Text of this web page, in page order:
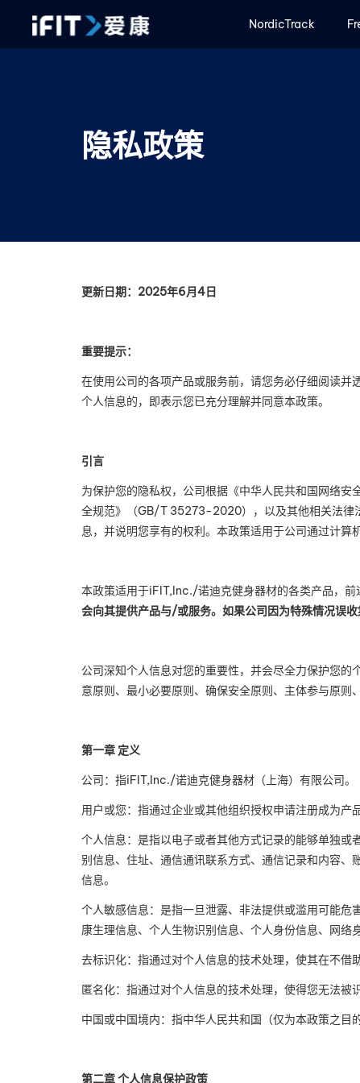
NordicTrack
隐私政策
更新日期：2025年6月4日
重要提示：
在使用公司的各项产品或服务前，请您务必仔细阅读
个人信息的，即表示您已充分理解并同意本政策。
引言
为保护您的隐私权，公司根据《中华人民共和国网络
全规范》（GB/T 35273-2020），以及其他相关法律
息，并说明您享有的权利。本政策适用于公司通过计
本政策适用于iFIT,Inc./诺迪克健身器材的各类产品，
会向其提供产品与/或服务。如果公司因为特殊情况误
公司深知个人信息对您的重要性，并会尽全力保护您
意原则、最小必要原则、确保安全原则、主体参与原则
第一章 定义
公司：指iFIT,Inc./诺迪克健身器材（上海）有限公司。
用户或您：指通过企业或其他组织授权申请注册成为产
个人信息：是指以电子或者其他方式记录的能够单独
别信息、住址、通信通讯联系方式、通信记录和内容
信息。
个人敏感信息：是指一旦泄露、非法提供或滥用可能
康生理信息、个人生物识别信息、个人身份信息、网络
去标识化：指通过对个人信息的技术处理，使其在不借
匿名化：指通过对个人信息的技术处理，使得您无法被
中国或中国境内：指中华人民共和国（仅为本政策之目
第二章 个人信息保护政策